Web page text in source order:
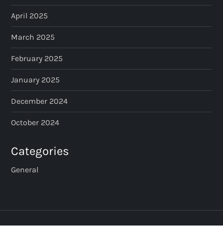
April 2025
March 2025
February 2025
January 2025
December 2024
October 2024
Categories
General